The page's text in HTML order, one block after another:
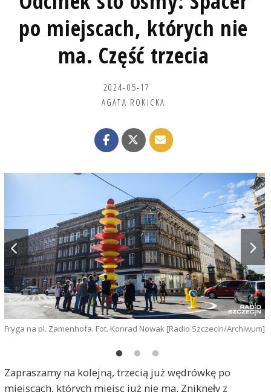
po miejscach, których nie
ma. Część trzecia
2024-05-17
AGATA ROKICKA
Fryga na pl. Zamenhofa. Fot. Konrad Nowak [Radio Szczecin/Archiwum]
Zapraszamy na kolejną, trzecią już wędrówkę po
miejscach, których miejsc już nie ma. Zniknęły z